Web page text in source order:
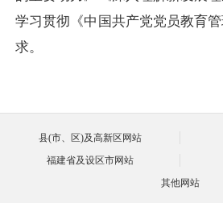
学习贯彻 《中国共产党党员教育
求。
县(市、区)及高新区网站
福建省及设区市网站
其他网站